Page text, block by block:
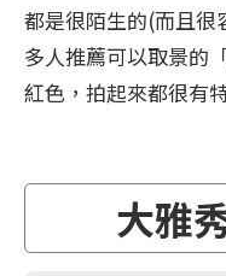
都是很陌生的(而且很
多人推薦可以取景的
紅色，拍起來都很有
大雅